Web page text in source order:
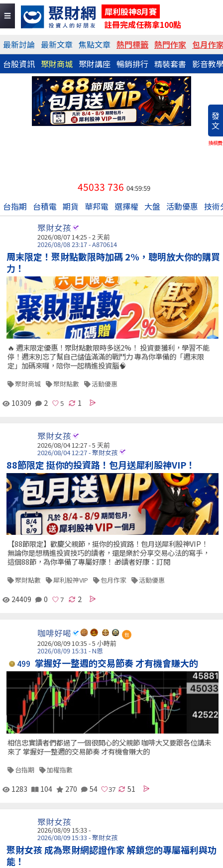
犀利股神8月賽
註冊完成任務拿100點
最新討論 最新文章 焦點文章 熱門標籤 熱門作家 包月作
台股資訊 聚財商城 聚財講座 暢銷排行 精裝套書 影音教
發
文
換稿費
45033 736 04:59:59
台指期 台積電 期貨 華邦電 選擇權 大盤 活動優惠 技術
聚財女孩
2026/08/07 14:25 - 2 天前
2026/08/08 23:17 - A870614
周末限定！聚財點數限時加碼 2%，聰明放大你的購買
力！
🔥 週末限定優惠！聚財點數限時多送2%！ 投資要獲利，學習不能
停！週末別忘了幫自己儲值滿滿的戰鬥力 專為你準備的「週末限
定」加碼來囉，陪你一起精進投資腦🧠
聚財商城 聚財點數 活動優惠
10309 2 1
聚財女孩
2026/08/04 12:27 - 5 天前
2026/08/04 12:27 - 聚財女孩
88節限定 挺你的投資路！包月送犀利股神VIP！
【88節限定】歡慶父親節，挺你的投資路！包月送犀利股神VIP！
無論你是想精進投資技巧的讀者，還是樂於分享交易心法的寫手，
這個88節，為你準備了專屬好康！ 🎁讀者好康：訂閱
聚財點數 犀利股神VIP 包月作家 活動優惠
24409 0 2
咖啡好喝 包
2026/08/09 10:35 -5 小時前
2026/08/09 15:31 - N恩
499 掌握好一整週的交易節奏 才有機會賺大的
相信忠實讀者們都過了一個很開心的父親節 咖啡大又要跟各位講未
來了 掌握好一整週的交易節奏 才有機會賺大的
台指期 加權指數
1283 104 270 54 51
聚財女孩
2026/08/09 15:33 -
2026/08/09 15:33 - 聚財女孩
聚財女孩 成為聚財網認證作家 解鎖您的專屬福利與功
能！